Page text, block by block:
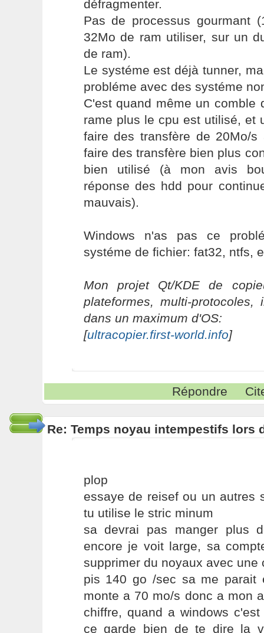
défragmenter.
Pas de processus gourmant
32Mo de ram utiliser, sur un
de ram).
Le systéme est déjà tunner,
probléme avec des systéme
C'est quand même un comble
rame plus le cpu est utilisé, et
faire des transfère de 20Mo/
faire des transfère bien plus
bien utilisé (à mon avis
réponse des hdd pour
mauvais).
Windows n'as pas ce
systéme de fichier: fat32, ntfs,
Mon projet Qt/KDE de
plateformes, multi-protocoles,
dans un maximum d'OS:
[ultracopier.first-world.info]
Répondre
Re: Temps noyau intempestifs lors
plop
essaye de reisef ou un autres
tu utilise le stric minum
sa devrai pas manger plus
encore je voit large, sa
supprimer du noyaux avec une
pis 140 go /sec sa me parait
monte a 70 mo/s donc a mon
chiffre, quand a windows
ce garde bien de te dire la